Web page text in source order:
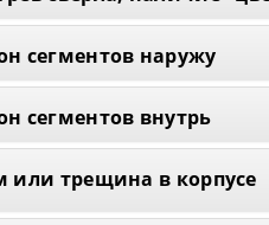
сегментов наружу
сегментов внутрь
или трещина в корпусе